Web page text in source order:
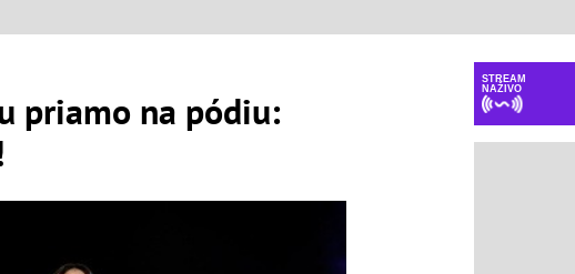
priamo na pódiu:
STREAM
NAŽIVO